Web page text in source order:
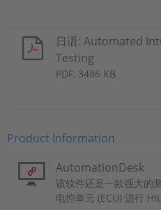
日语: Automated
Testing
PDF, 3486 KB
Product Information
AutomationDesk
该软件还是一款强大的
电控单元 (ECU) 进行 HIL